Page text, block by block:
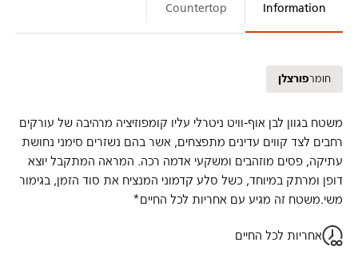
Information
Countertop
חומרפורצלן
משטח בגוון לבן אוף-וויט ניטרלי עליו קומפוזיציה מרהיבה של עורקים
רחבים לצד קווים עדינים מתפצחים, אשר בהם נשזרים סימני נחושת
עתיקה, פסים מוזהבים ומשקעי אדמה רכה. המראה המתקבל יוצא
דופן ומרתק במיוחד, כשל סלע קדמוני המנציח את סוד הזמן, בגימור
משי.משטח זה מגיע עם אחריות לכל החיים*
אחריות לכל החיים